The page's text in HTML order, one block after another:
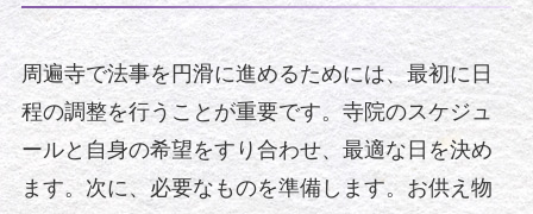
周遍寺で法事を円滑に進めるためには、最初に日
程の調整を行うことが重要です。寺院のスケジュ
ールと自身の希望をすり合わせ、最適な日を決め
ます。次に、必要なものを準備します。お供え物